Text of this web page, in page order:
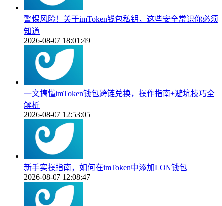
警惕风险！关于imToken钱包私钥，这些安全常识你必须
知道
2026-08-07 18:01:49
一文搞懂imToken钱包跨链兑换，操作指南+避坑技巧全
解析
2026-08-07 12:53:05
新手实操指南，如何在imToken中添加LON钱包
2026-08-07 12:08:47